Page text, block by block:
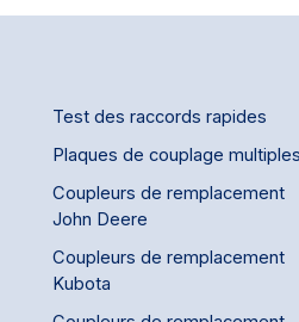
Test des raccords rapides
Plaques de couplage multiples
Coupleurs de remplacement
John Deere
Coupleurs de remplacement
Kubota